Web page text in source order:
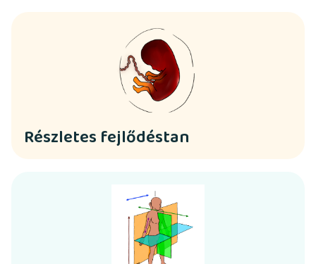
Részletes fejlődéstan